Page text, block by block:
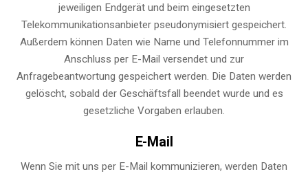
jeweiligen Endgerät und beim eingesetzten
Telekommunikationsanbieter pseudonymisiert gespeichert.
Außerdem können Daten wie Name und Telefonnummer im
Anschluss per E-Mail versendet und zur
Anfragebeantwortung gespeichert werden. Die Daten werden
gelöscht, sobald der Geschäftsfall beendet wurde und es
gesetzliche Vorgaben erlauben.
E-Mail
Wenn Sie mit uns per E-Mail kommunizieren, werden Daten